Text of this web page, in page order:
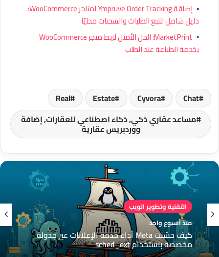
▪
إضافة Ympruve Order Tracking لمتاجر WooCommerce:
دليل شامل لتتبع الطلبات والشحنات محليًا
▪
MarketPrint: الحل الأمثل لربط متجر WooCommerce
بخدمة الطباعة عند الطلب
Chat
Cyvora
Estate
Real
مساعد عقاري ذكي, ذكاء اصطناعي للعقارات, إضافة
ووردبريس عقارية
التقنية وتطوير الويب
منذ أسبوع واحد
كيف حسّنت Meta أداء خدمة الإعلانات عبر جدولة
مخصصة باستخدام sched_ext